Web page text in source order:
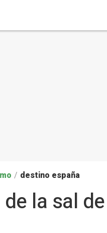
/ destino españa
la sal